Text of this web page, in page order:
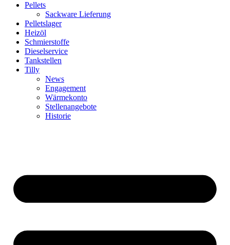
Pellets
Sackware Lieferung
Pelletslager
Heizöl
Schmierstoffe
Dieselservice
Tankstellen
Tilly
News
Engagement
Wärmekonto
Stellenangebote
Historie